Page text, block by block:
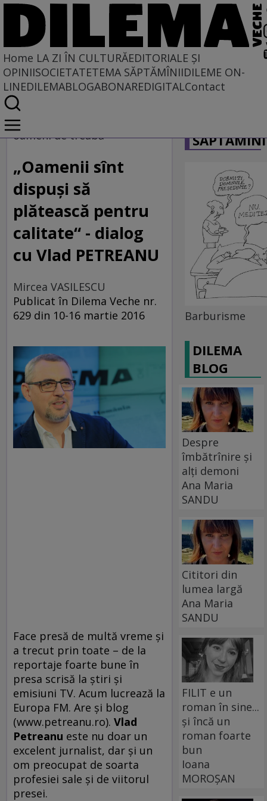
Home LA ZI ÎN CULTURĂEDITORIALE ȘI
OPINIISOCIETATETEMA SĂPTĂMÎNIIDILEME ON-
LINEDILEMABLOGABONAREDIGITALContact
Home
La zi în cultură
oameni de treabă
„Oamenii sînt
dispuşi să
plătească pentru
calitate“ - dialog
cu Vlad PETREANU
Mircea VASILESCU
Publicat în Dilema Veche nr.
629 din 10-16 martie 2016
Face presă de multă vreme și
a trecut prin toate – de la
reportaje foarte bune în
presa scrisă la știri și
emisiuni TV. Acum lucrează la
Europa FM. Are și blog
(www.petreanu.ro). Vlad
Petreanu este nu doar un
excelent jurnalist, dar și un
om preocupat de soarta
profesiei sale și de viitorul
presei.
Barburisme
DILEMA
BLOG
Despre
îmbătrînire și
alți demoni
Ana Maria
SANDU
Cititori din
lumea largă
Ana Maria
SANDU
FILIT e un
roman în sine...
și încă un
roman foarte
bun
Ioana
MOROȘAN